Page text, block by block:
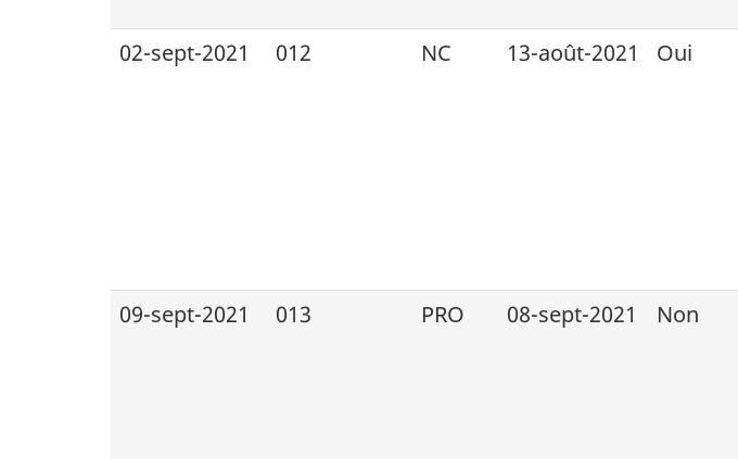
02-sept-2021 012 NC 13-août-2021 Oui
09-sept-2021 013 PRO 08-sept-2021 Non